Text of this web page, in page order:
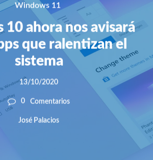
Windows 11
ahora nos avisará
que ralentizan el
sistema
13/10/2020
0 Comentarios
José Palacios